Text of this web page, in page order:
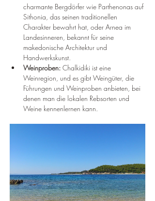
charmante Bergdörfer wie Parthenonas auf
Sithonia, das seinen traditionellen
Charakter bewahrt hat, oder Arnea im
Landesinneren, bekannt für seine
makedonische Architektur und
Handwerkskunst.
Weinproben: Chalkidiki ist eine
Weinregion, und es gibt Weingüter, die
Führungen und Weinproben anbieten, bei
denen man die lokalen Rebsorten und
Weine kennenlernen kann.